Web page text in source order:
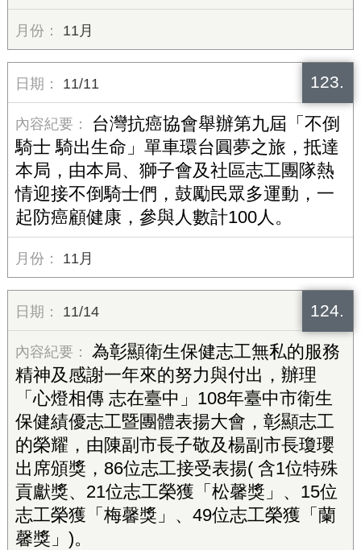
11月
123.
11/11
台灣抗癌協會舉辦第九屆「不倒
騎士 騎出生命」單車環台圓夢之旅，抵達
本局，由本局、獅子會及社區志工團隊熱
情迎接不倒騎士們，鼓勵民眾多運動，一
起防癌顧健康，參與人數計100人。
11月
124.
11/14
為彰顯衛生保健志工無私的服務
精神及感謝一年來的努力與付出，辦理
「心燈相傳 志在臺中」108年臺中市衛生
保健績優志工暨團體表揚大會，彰顯志工
的榮耀，由陳副市長子敬及楊副市長瓊瓔
出席頒獎，86位志工接受表揚( 含1位特殊
貢獻獎、21位志工榮獲「松馨獎」、15位
志工榮獲「梅馨獎」、49位志工榮獲「蘭
馨獎」)。